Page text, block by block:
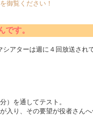
御覧ください！
です。
アターは週に４回放送され
）を通してテスト。
入り、その要望が役者さん